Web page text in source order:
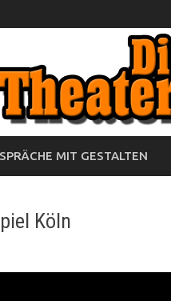
MIT GESTALTEN
Köln